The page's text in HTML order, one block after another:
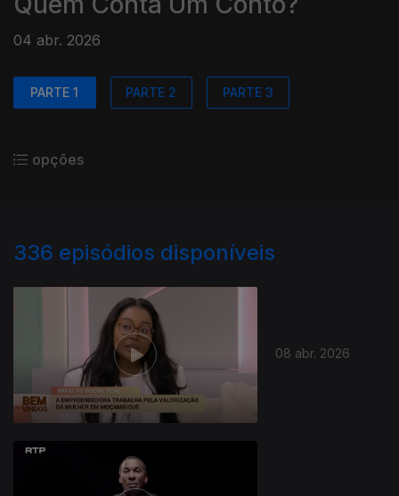
04 abr. 2026
PARTE 1 PARTE 2 PARTE 3
opções
336 episódios disponíveis
08 abr. 2026